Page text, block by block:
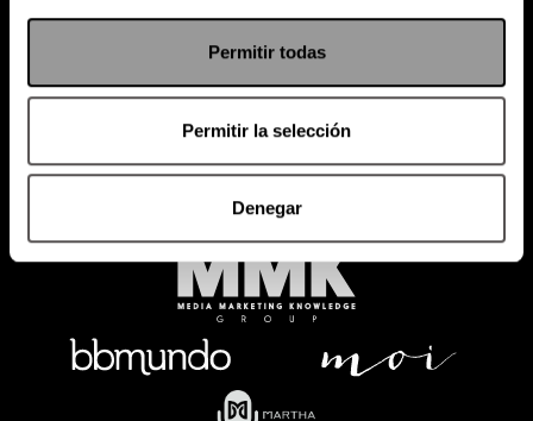
Permitir todas
Permitir la selección
Denegar
RADIO MARTHA